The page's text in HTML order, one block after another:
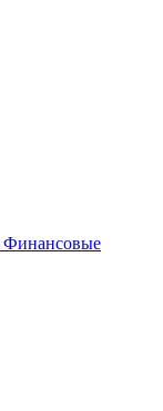
Финансовые